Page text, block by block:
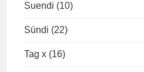
Suendi (10)
Sündi (22)
Tag x (16)